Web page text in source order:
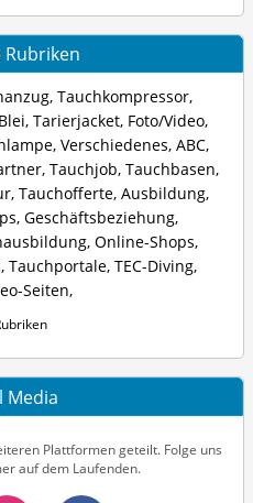
Rubriken
, Tauchkompressor,
, Tarierjacket, Foto/Video,
, Verschiedenes, ABC,
, Tauchjob, Tauchbasen,
, Tauchofferte, Ausbildung,
, Geschäftsbeziehung,
, Online-Shops,
, Tauchportale, TEC-Diving,
Seiten,
Media
Plattformen geteilt. Folge uns
auf dem Laufenden.